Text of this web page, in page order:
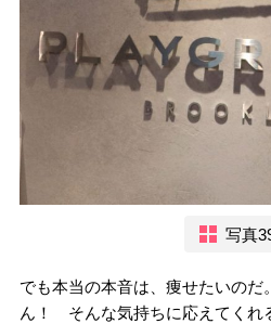
写真
でも本当の本音は、痩せたいのだ
ん！ そんな気持ちに応えてくれ